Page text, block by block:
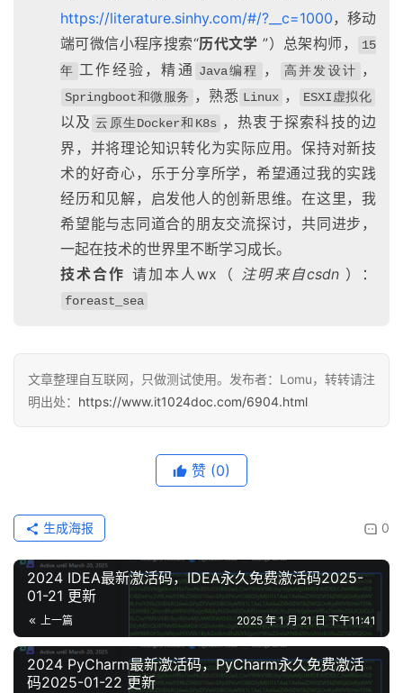
https://literature.sinhy.com/#/?__c=1000，移动
端可微信小程序搜索“历代文学 ”）总架构师，
15
年 工作经验，精通 Java编程 ， 高并发设计 ，
Springboot和微服务 ，熟悉 Linux ， ESXI虚拟化
以及 云原生Docker和K8s ，热衷于探索科技的边
界，并将理论知识转化为实际应用。保持对新技
术的好奇心，乐于分享所学，希望通过我的实践
经历和见解，启发他人的创新思维。在这里，我
希望能与志同道合的朋友交流探讨，共同进步，
一起在技术的世界里不断学习成长。
技术合作 请加本人wx（ 注明来自csdn）：
foreast_sea
文章整理自互联网，只做测试使用。发布者：Lomu，转转请注
明出处： https://www.it1024doc.com/6904.html
赞 (0)
0
生成海报
2024 IDEA最新激活码，IDEA永久免费激活码2025-
01-21 更新
上一篇 2025 年 1 月 21 日 下午11:41
2024 PyCharm最新激活码，PyCharm永久免费激活
码2025-01-22 更新